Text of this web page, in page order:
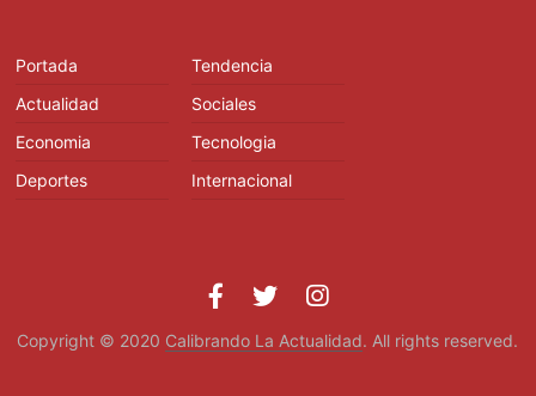
Portada
Actualidad
Economia
Deportes
Tendencia
Sociales
Tecnologia
Internacional
Copyright © 2020 Calibrando La Actualidad. All rights reserved.